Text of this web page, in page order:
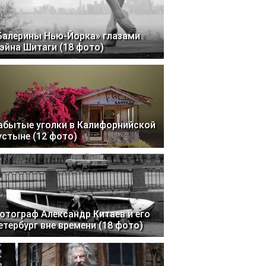
Нью-Йорка» глазами
Шитаги (18 фото)
уголки в Калифорнийской
(12 фото)
Александр Китаев и его
вне времени (18 фото)